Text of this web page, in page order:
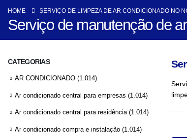
HOME SERVIÇO DE LIMPEZA DE AR CONDICIONADO NO
Serviço de manutenção de
CATEGORIAS
AR CONDICIONADO (1.014)
Ar condicionado central para empresas (1.014)
Ar condicionado central para residência(1.014)
Ar condicionado compra e instalação (1.014)